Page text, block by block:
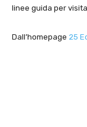
linee guida per
Dall’homepage 25